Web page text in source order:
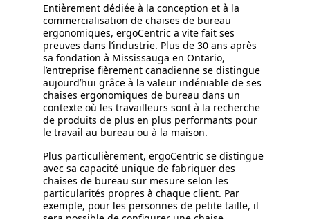
Entièrement dédiée à la conception et à la
commercialisation de chaises de bureau
ergonomiques, ergoCentric a vite fait ses
preuves dans l’industrie. Plus de 30 ans après
sa fondation à Mississauga en Ontario,
l’entreprise fièrement canadienne se distingue
aujourd’hui grâce à la valeur indéniable de ses
chaises ergonomiques de bureau dans un
contexte où les travailleurs sont à la recherche
de produits de plus en plus performants pour
le travail au bureau ou à la maison.
Plus particulièrement, ergoCentric se distingue
avec sa capacité unique de fabriquer des
chaises de bureau sur mesure selon les
particularités propres à chaque client. Par
exemple, pour les personnes de petite taille, il